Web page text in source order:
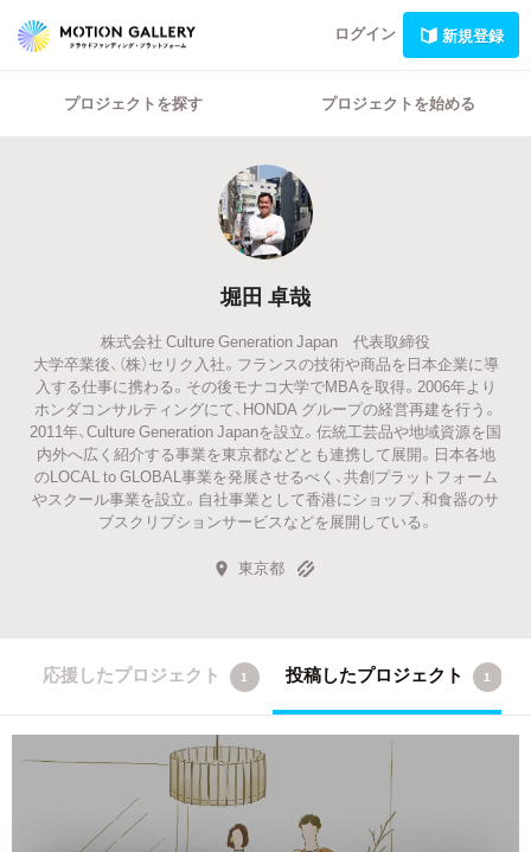
ログイン 新規登録
プロジェクトを探す プロジェクトを始める
堀田 卓哉
株式会社 Culture Generation Japan 代表取締役
大学卒業後、（株）セリク入社。フランスの技術や商品を日本企業に導
入する仕事に携わる。その後モナコ大学でMBAを取得。2006年より
ホンダコンサルティングにて、HONDA グループの経営再建を行う。
2011年、Culture Generation Japanを設立。伝統工芸品や地域資源を国
内外へ広く紹介する事業を東京都などとも連携して展開。⽇本各地
のLOCAL to GLOBAL事業を発展させるべく、共創プラットフォーム
やスクール事業を設立。自社事業として香港にショップ、和食器のサ
ブスクリプションサービスなどを展開している。
東京都
応援したプロジェクト 1 投稿したプロジェクト 1